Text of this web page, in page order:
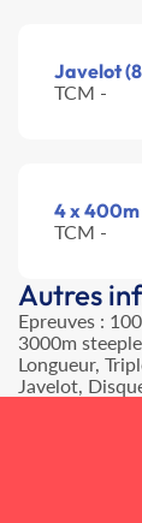
Javelot
TCM -
4 x 400m
TCM -
Autres
Epreuves :
3000m
Longueur,
Javelot,